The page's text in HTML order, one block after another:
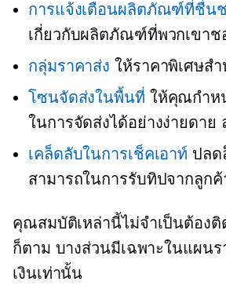
การแจ้งเตือนผลิตภัณฑ์ที่ชื่น
เกี่ยวกับผลิตภัณฑ์ที่พวกเขาช
กลุ่มราคาส่ง ให้ราคาพิเศษส
โซนจัดส่งในพื้นที่ ให้คุณกำห
ในการจัดส่งได้อย่างง่ายดาย
เคล็ดลับในการเช็คเอาท์ ปลด
สามารถในการรับทิปจากลูก
คุณสมบัติเหล่านี้ไม่จำเป็นต้องติ
ก็ตาม บางส่วนมีเฉพาะในแผน
เงินเท่านั้น